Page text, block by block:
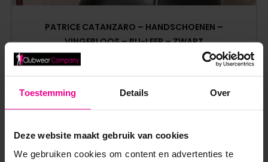
Toestemming Details Over
Deze website maakt gebruik van cookies
We gebruiken cookies om content en advertenties te
PATRICE CATANZARO – HANDSCHOENEN –
VINGERLOOS – PU-LEER – ZWART
Op voorraad